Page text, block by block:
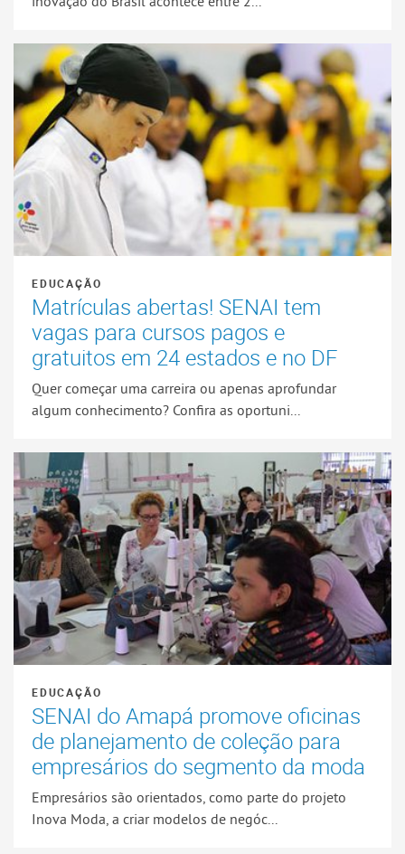
EDUCAÇÃO
Matrículas abertas! SENAI tem
vagas para cursos pagos e
gratuitos em 24 estados e no DF
Quer começar uma carreira ou apenas aprofundar
algum conhecimento? Confira as oportuni...
EDUCAÇÃO
SENAI do Amapá promove oficinas
de planejamento de coleção para
empresários do segmento da moda
Empresários são orientados, como parte do projeto
Inova Moda, a criar modelos de negóc...